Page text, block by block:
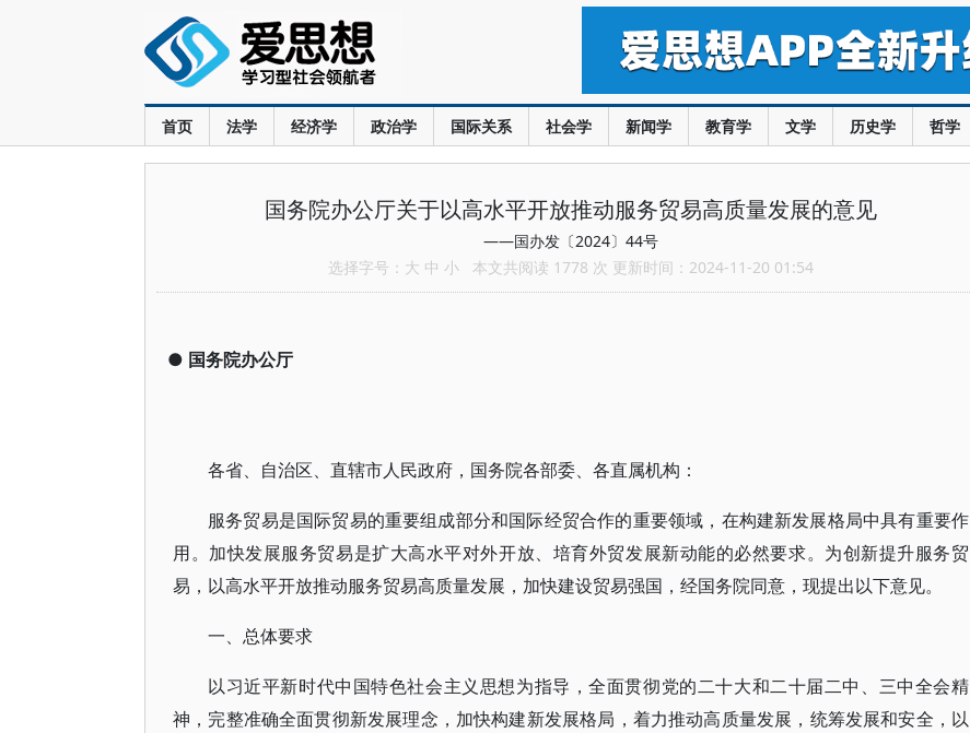
首页 法学 经济学 政治学 国际关系 社会学 新闻学 教育学 文学 历史学 哲学
国务院办公厅关于以高水平开放推动服务贸易高质量发展的意见
——国办发〔2024〕44号
选择字号： 大 中 小 本文共阅读 1778 次 更新时间：2024-11-20 01:54
● 国务院办公厅
各省、自治区、直辖市人民政府，国务院各部委、各直属机构：
服务贸易是国际贸易的重要组成部分和国际经贸合作的重要领域，在构建新发展格局中具有重要作
用。加快发展服务贸易是扩大高水平对外开放、培育外贸发展新动能的必然要求。为创新提升服务贸
易，以高水平开放推动服务贸易高质量发展，加快建设贸易强国，经国务院同意，现提出以下意见。
一、总体要求
以习近平新时代中国特色社会主义思想为指导，全面贯彻党的二十大和二十届二中、三中全会精
神，完整准确全面贯彻新发展理念，加快构建新发展格局，着力推动高质量发展，统筹发展和安全，以